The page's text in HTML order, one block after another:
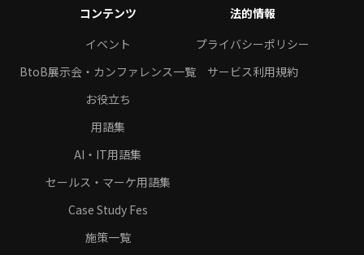
コンテンツ
イベント
BtoB展示会・カンファレンス一覧
お役立ち
用語集
AI・IT用語集
セールス・マーケ用語集
Case Study Fes
施策一覧
法的情報
プライバシーポリシー
サービス利用規約